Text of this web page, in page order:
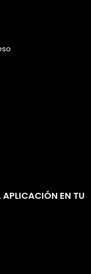
APLICACIÓN EN TU